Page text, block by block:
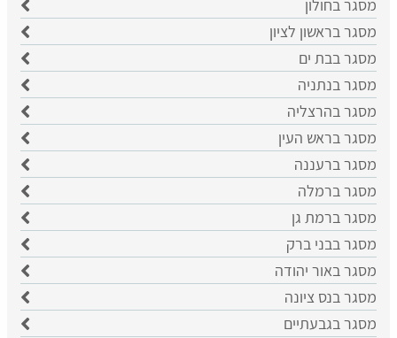
מסגר בחולון
מסגר בראשון לציון
​מסגר בבת ים
​מסגר בנתניה
מסגר בהרצליה
​מסגר בראש העין
מסגר ברעננה
מסגר ברמלה
מסגר ברמת גן
מסגר בבני ברק
מסגר באור יהודה
מסגר בנס ציונה
מסגר בגבעתיים